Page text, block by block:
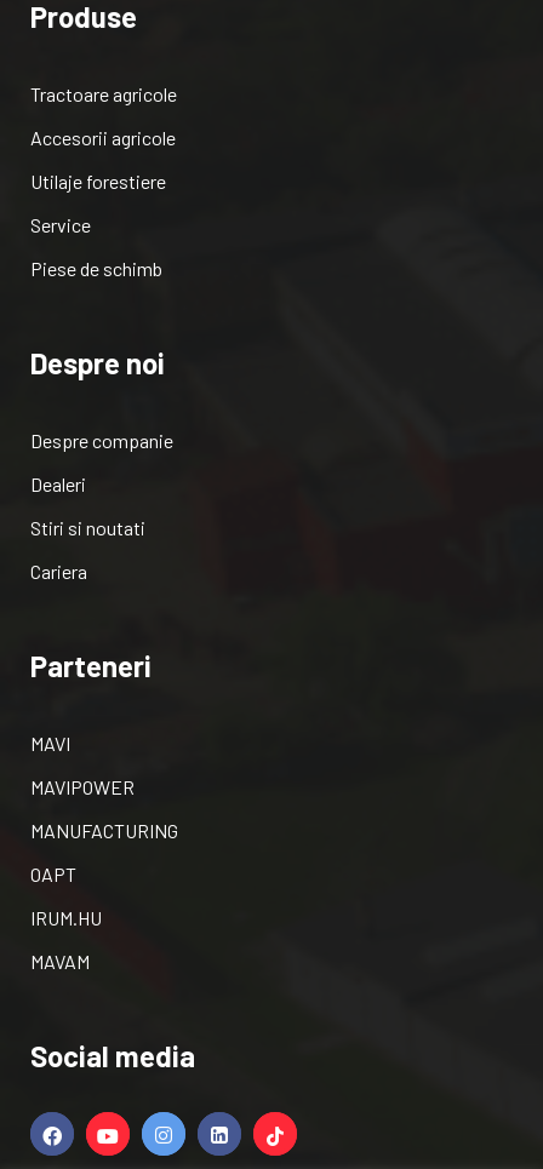
Produse
Tractoare agricole
Accesorii agricole
Utilaje forestiere
Service
Piese de schimb
Despre noi
Despre companie
Dealeri
Stiri si noutati
Cariera
Parteneri
MAVI
MAVIPOWER
MANUFACTURING
OAPT
IRUM.HU
MAVAM
Social media